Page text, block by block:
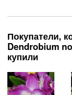
Покупатели,
Dendrobium
купили